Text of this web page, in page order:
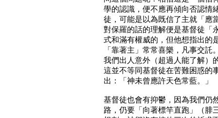
學的認識，便不應再傾向否認情
徒，可能是以為既信了主就「應
對保羅的話的理解便是基督徒「
式和滿有權威的，但他想指出的
「靠著主」常常喜樂，凡事交
我們出人意外（超過人能了解）
這並不等同基督徒在苦難困惑的
出：「神未曾應許天色常藍。」
基督徒也會有抑鬱，因為我們仍
路，仍要「向著標竿直跑」（腓